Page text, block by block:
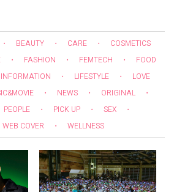
・ BEAUTY ・ CARE ・
COSMETICS
・ FASHION ・ FEMTECH ・
FOOD
INFORMATION ・ LIFESTYLE ・
LOVE
・ NEWS ・ ORIGINAL
・
PEOPLE ・ PICK UP ・ SEX
・
WEB COVER ・ WELLNESS